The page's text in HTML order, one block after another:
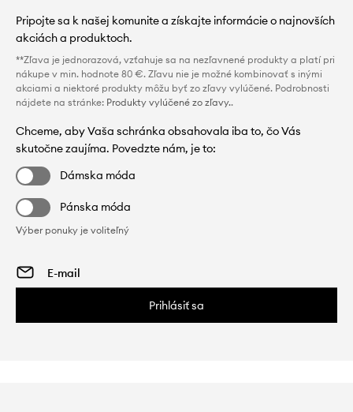
Pripojte sa k našej komunite a získajte informácie o najnovších
akciách a produktoch.
**Zľava je jednorazová, vzťahuje sa na nezľavnené produkty a platí pri
nákupe v min. hodnote 80 €. Zľavu nie je možné kombinovať s inými
akciami a niektoré produkty môžu byť zo zľavy vylúčené. Podrobnosti
nájdete na stránke: Produkty vylúčené zo zľavy..
Chceme, aby Vaša schránka obsahovala iba to, čo Vás
skutočne zaujíma. Povedzte nám, je to:
Dámska móda
Pánska móda
Výber ponuky je voliteľný
Prihlásiť sa